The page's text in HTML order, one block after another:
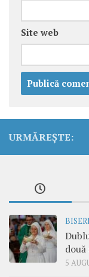
Site web
URMĂREȘTE:
5